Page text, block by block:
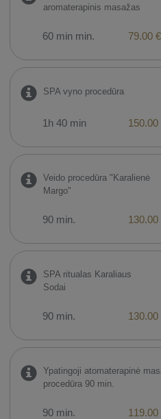
aromaterapinis masažas
60 min min. 79.00 €
SPA vyno procedūra
1h 40 min 150.00
Veido procedūra "Karalienė
Margo"
90 min. 130.00
SPA ritualas Karaliaus
Sodai
90 min. 130.00
Ypatingoji atomaterapinė
procedūra 90 min.
90 min. 119.00